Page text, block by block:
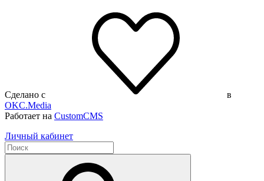
Сделано с
в
OKC.Media
Работает на CustomCMS
Личный кабинет